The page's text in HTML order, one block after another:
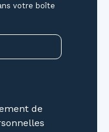
votre boîte
de